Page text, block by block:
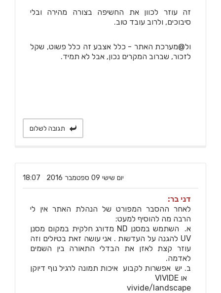
תגובה לשלום
זה עוזר לכוון את החשיפה בצורה מהירה ובלי
סיבוכים, ולרוב עובד טוב.
ול@מערכת האתר - כלל אצבע זה כלל פשוט, שקל
לזכור, שברוב המקרים נכון, אבל לא תמיד.
‏יום שישי ‏09 ‏ספטמבר ‏2016 18:07
דני בר:
לאחר ההסבר המפורט של הנהלת האתר אין לי
הרבה מה להוסיף למעט:
א. השתמש במסנן ND מדורג חלקית במקום מסנן
UV להגנה על העדשות . אני עושה זאת בטיולים וזה
עוזר קצת לאזן את הבדלי התאורה בין השמים
לאדמה.
ב. יש אפשרות לקבוע איכות תמונה לרגיל נוף דיוקן
או VIVIDE
vivide/landscape